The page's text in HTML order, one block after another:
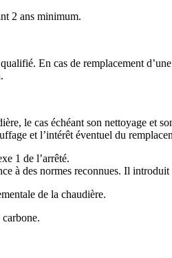
2 ans minimum.
En cas de remplacement
le cas échéant son nettoyage et
et l’intérêt éventuel du
1 de l’arrêté.
à des normes reconnues. Il
de la chaudière.